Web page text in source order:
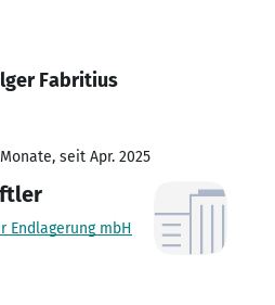
Fabritius
seit Apr. 2025
Endlagerung mbH